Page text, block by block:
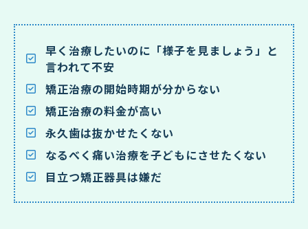
早く治療したいのに「様子を見ましょう」と
言われて不安
矯正治療の開始時期が分からない
矯正治療の料金が高い
永久歯は抜かせたくない
なるべく痛い治療を子どもにさせたくない
目立つ矯正器具は嫌だ